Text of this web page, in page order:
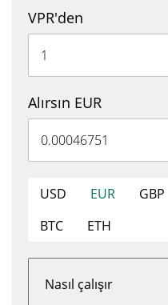
VPR'den
Alırsın EUR
USD EUR GBP
BTC
ETH
Nasıl çalışır